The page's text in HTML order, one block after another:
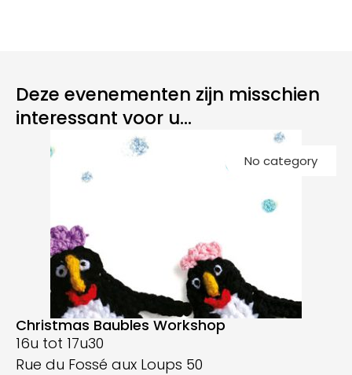
Deze evenementen zijn misschien
interessant voor u...
No category
Christmas Baubles Workshop
16u tot 17u30
Rue du Fossé aux Loups 50